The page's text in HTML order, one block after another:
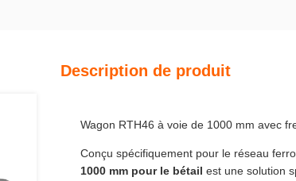
Description de produit
Wagon RTH46 à voie de 1000 mm avec
Conçu spécifiquement pour le réseau
1000 mm pour le bétail est une solution